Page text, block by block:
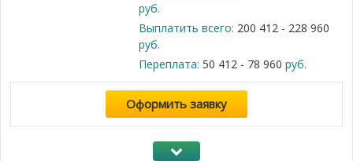
руб.
Выплатить всего: 200 412 - 228 960
руб.
Переплата: 50 412 - 78 960 руб.
Оформить заявку